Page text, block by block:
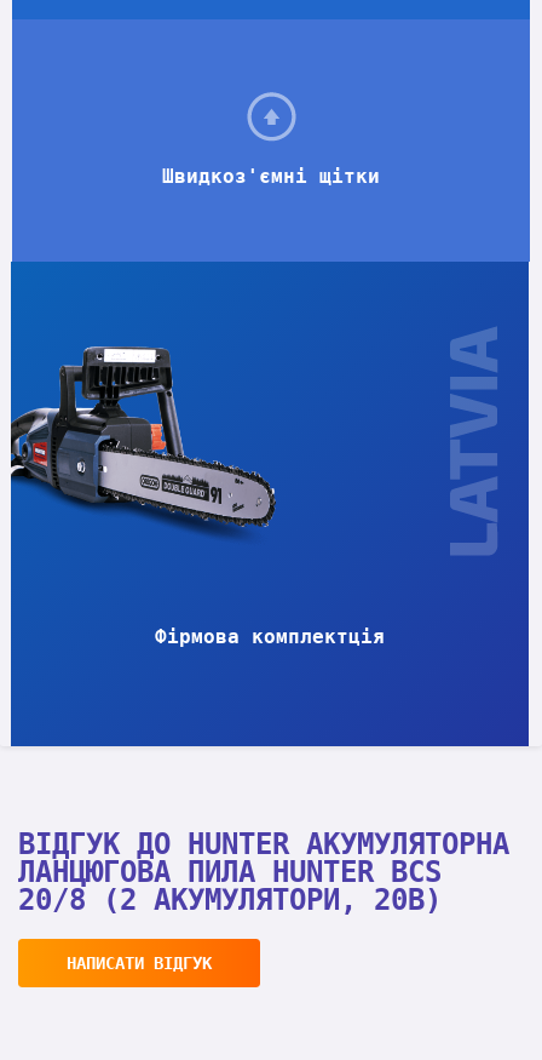
Швидкоз'ємні щітки
Фірмова комплектція
ВІДГУК ДО HUNTER АКУМУЛЯТОРНА
ЛАНЦЮГОВА ПИЛА HUNTER BCS
20/8 (2 АКУМУЛЯТОРИ, 20В)
НАПИСАТИ ВІДГУК